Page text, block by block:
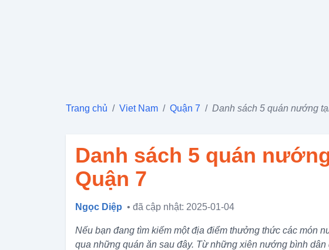
Trang chủ / Viet Nam / Quận 7 / Danh sách 5 quán nướng
Danh sách 5 quán
Quận 7
Ngọc Diệp • đã cập nhật: 2025-01-04
Nếu bạn đang tìm kiếm một địa điểm thưởng thức các món
qua những quán ăn sau đây. Từ những xiên nướng bình